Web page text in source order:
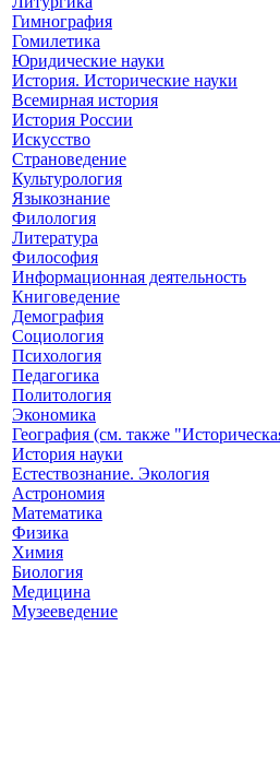
Гимнография
Гомилетика
Юридические науки
История. Исторические науки
Всемирная история
История России
Искусство
Страноведение
Культурология
Языкознание
Филология
Литература
Философия
Информационная деятельность
Книговедение
Демография
Социология
Психология
Педагогика
Политология
Экономика
География (см. также
История науки
Естествознание. Экология
Астрономия
Математика
Физика
Химия
Биология
Медицина
Музееведение